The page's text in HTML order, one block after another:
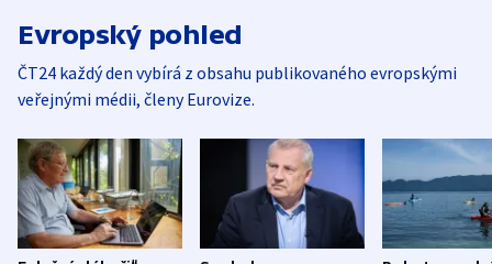
Evropský pohled
ČT24 každý den vybírá z obsahu publikovaného evropskými
veřejnými médii, členy Eurovize.